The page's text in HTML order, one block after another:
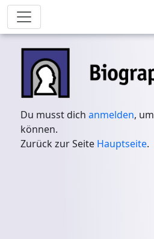
Du musst dichanmelden,
können.
Zurück zur Seite Hauptseite.